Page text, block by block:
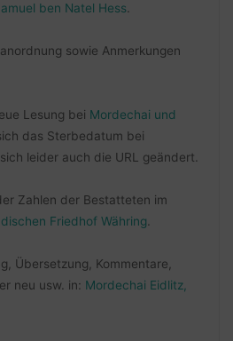
ben Natel Hess.
sowie Anmerkungen
Lesung bei Mordechai und
das Sterbedatum bei
leider auch die URL geändert.
Zahlen der Bestatteten im
Friedhof Währing.
Übersetzung, Kommentare,
neu usw. in: Mordechai Eidlitz,